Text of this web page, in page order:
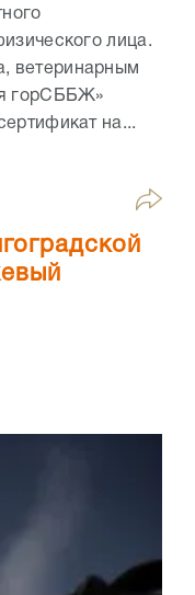
лица.
ветеринарным
горСББЖ»
на...